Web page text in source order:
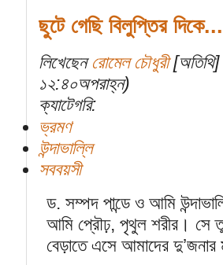
ছুটে গেছি বিলুপ্তির দিকে...
লিখেছেন রোমেল চৌধুরী[অতিথি]
১২:৪০অপরাহ্ন)
ক্যাটেগরি:
ভ্রমণ
উন্দাভাল্লি
সববয়সী
ড. সম্পদ পান্ডে ও আমি
আমি প্রৌঢ়, পৃথুল শরীর। সে
বেড়াতে এসে আমাদের